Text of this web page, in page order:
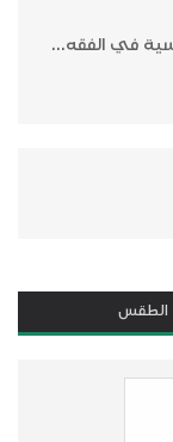
في الفقه...
الطقس